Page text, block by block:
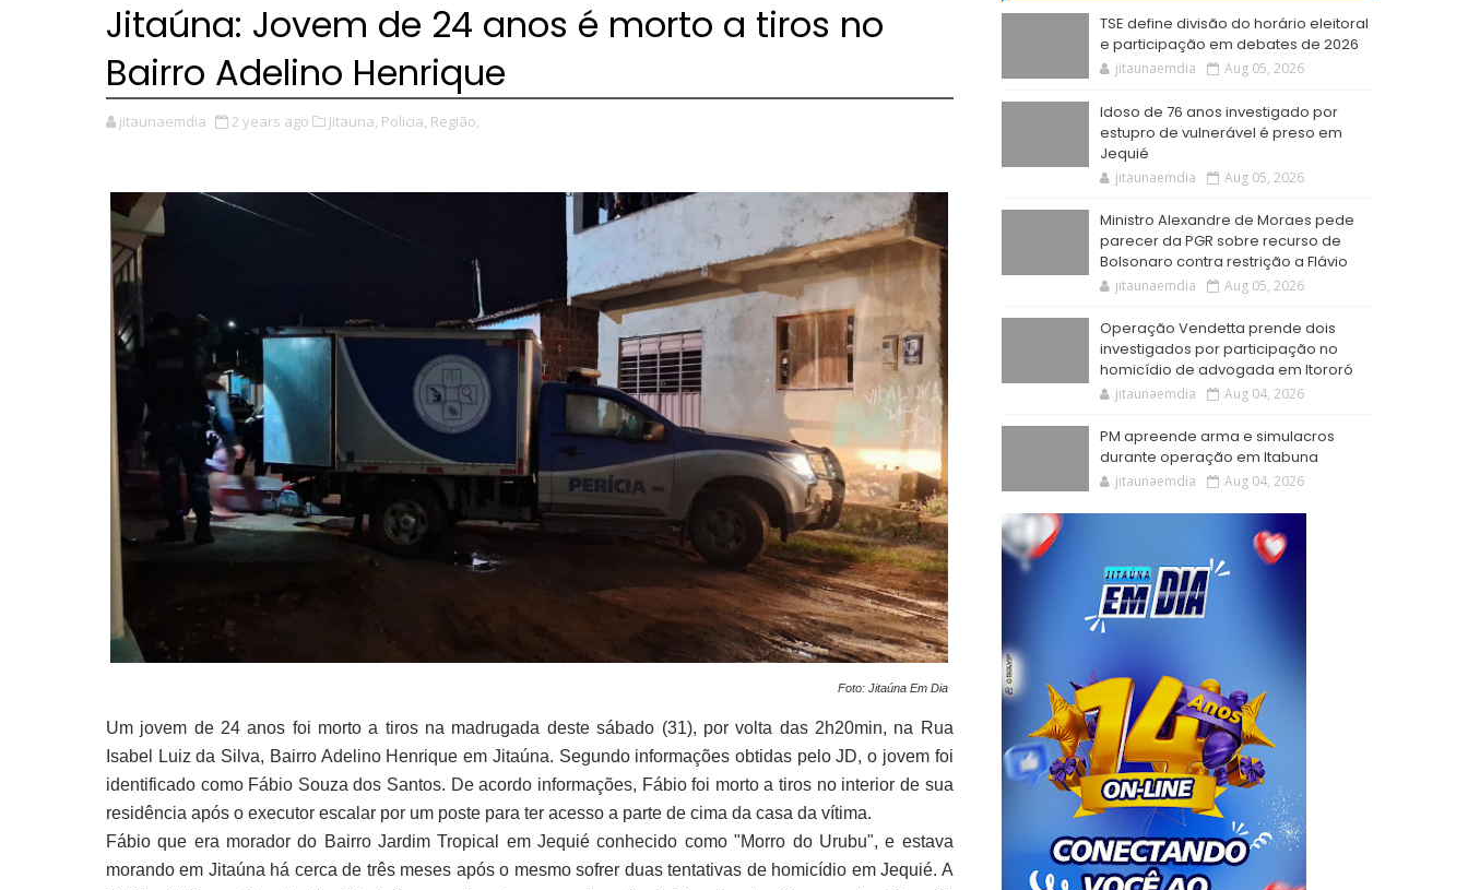
Jitaúna: Jovem de 24 anos é morto a tiros no
Bairro Adelino Henrique
jitaunaemdia 2 years ago Jitauna, Policia, Região,
Foto: Jitaúna Em Dia
Um jovem de 24 anos foi morto a tiros na madrugada deste sábado (31), por volta das 2h20min, na Rua
Isabel Luiz da Silva, Bairro Adelino Henrique em Jitaúna. Segundo informações obtidas pelo JD, o jovem foi
identificado como Fábio Souza dos Santos. De acordo informações, Fábio foi morto a tiros no interior de sua
residência após o executor escalar por um poste para ter acesso a parte de cima da casa da vítima.
Fábio que era morador do Bairro Jardim Tropical em Jequié conhecido como "Morro do Urubu", e estava
morando em Jitaúna há cerca de três meses após o mesmo sofrer duas tentativas de homicídio em Jequié. A
TSE define divisão do horário eleitoral
e participação em debates de 2026
jitaunaemdia Aug 05, 2026
Idoso de 76 anos investigado por
estupro de vulnerável é preso em
Jequié
jitaunaemdia Aug 05, 2026
Ministro Alexandre de Moraes pede
parecer da PGR sobre recurso de
Bolsonaro contra restrição a Flávio
jitaunaemdia Aug 05, 2026
Operação Vendetta prende dois
investigados por participação no
homicídio de advogada em Itororó
jitaunaemdia Aug 04, 2026
PM apreende arma e simulacros
durante operação em Itabuna
jitaunaemdia Aug 04, 2026